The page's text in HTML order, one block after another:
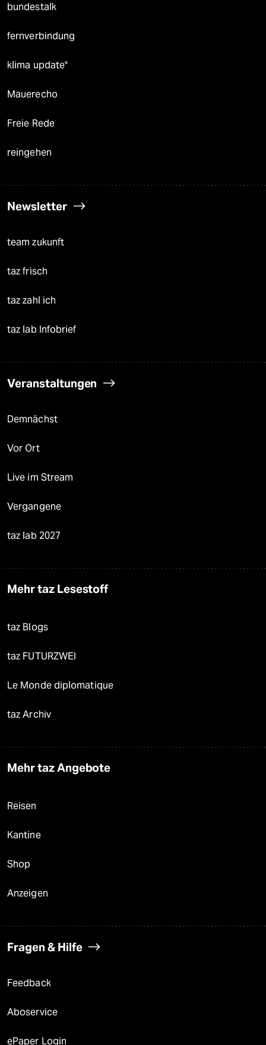
bundestalk
fernverbindung
klima update°
Mauerecho
Freie Rede
reingehen
Newsletter
team zukunft
taz frisch
taz zahl ich
taz lab Infobrief
Veranstaltungen
Demnächst
Vor Ort
Live im Stream
Vergangene
taz lab 2027
Mehr taz Lesestoff
taz Blogs
taz FUTURZWEI
Le Monde diplomatique
taz Archiv
Mehr taz Angebote
Reisen
Kantine
Shop
Anzeigen
Fragen & Hilfe
Feedback
Aboservice
ePaper Login